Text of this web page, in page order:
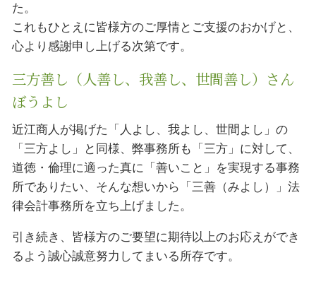
た。
これもひとえに皆様方のご厚情とご支援のおかげと、
心より感謝申し上げる次第です。
三方善し（人善し、我善し、世間善し）さん
ぼうよし
近江商人が掲げた「人よし、我よし、世間よし」の
「三方よし」と同様、弊事務所も「三方」に対して、
道徳・倫理に適った真に「善いこと」を実現する事務
所でありたい、そんな想いから「三善（みよし）」法
律会計事務所を立ち上げました。
引き続き、皆様方のご要望に期待以上のお応えができ
るよう誠心誠意努力してまいる所存です。